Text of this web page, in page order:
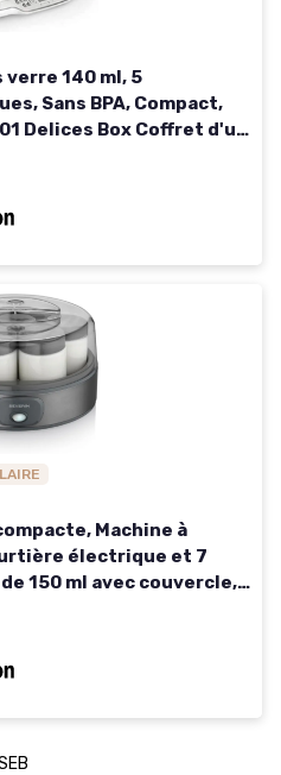
140 ml, 5
Sans BPA, Compact,
Delices Box Coffret d'un
avec Égouttoir
Machine à
électrique et 7
150 ml avec couvercle,
JG 3510 Yaourtière